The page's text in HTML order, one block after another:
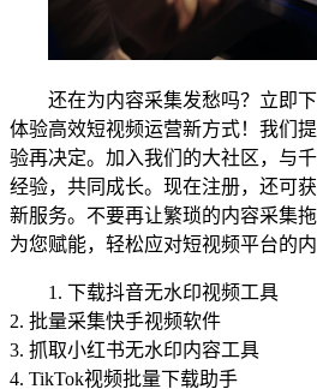
还在为内容采集发愁吗？立即
体验高效短视频运营新方式！我们
验再决定。加入我们的大社区，与
经验，共同成长。现在注册，还可
新服务。不要再让繁琐的内容采集
为您赋能，轻松应对短视频平台的内
1. 下载抖音无水印视频工具
2. 批量采集快手视频软件
3. 抓取小红书无水印内容工具
4. TikTok视频批量下载助手